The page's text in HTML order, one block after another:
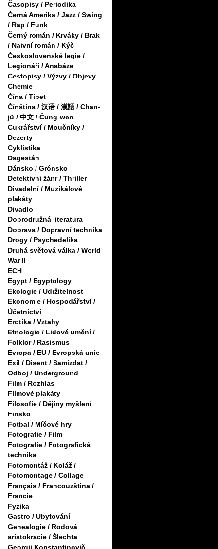
Časopisy / Periodika
Černá Amerika / Jazz / Swing
/ Rap / Funk
Černý román / Krváky / Brak
/ Naivní román / Kýč
Československé legie /
Legionáři / Anabáze
Cestopisy / Výzvy / Objevy
Chemie
Čína / Tibet
Čínština / 汉语 / 漢語 / Chan-
jü / 中文 / Čung-wen
Cukrářství / Moučníky /
Dezerty
Cyklistika
Dagestán
Dánsko / Grónsko
Detektivní žánr / Thriller
Divadelní / Muzikálové
plakáty
Divadlo
Dobrodružná literatura
Doprava / Dopravní technika
Drogy / Psychedelika
Druhá světová válka / World
War II
ECH
Egypt / Egyptology
Ekologie / Udržitelnost
Ekonomie / Hospodářství /
Účetnictví
Erotika / Vztahy
Etnologie / Lidové umění /
Folklor / Rasismus
Evropa / EU / Evropská unie
Exil / Disent / Samizdat /
Odboj / Underground
Film / Rozhlas
Filmové plakáty
Filosofie / Dějiny myšlení
Finsko
Fotbal / Míčové hry
Fotografie / Film
Fotografie / Fotografická
technika
Fotomontáž / Koláž /
Fotomontage / Collage
Français / Francouzština /
Francie
Fyzika
Gastro / Ubytování
Genealogie / Rodová
aristokracie / Šlechta
Georgij Konstantinovič